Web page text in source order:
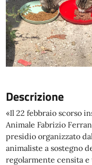
Descrizione
«Il 22 febbraio scorso
Animale Fabrizio
presidio organizzato
animaliste a sostegno
regolarmente censita